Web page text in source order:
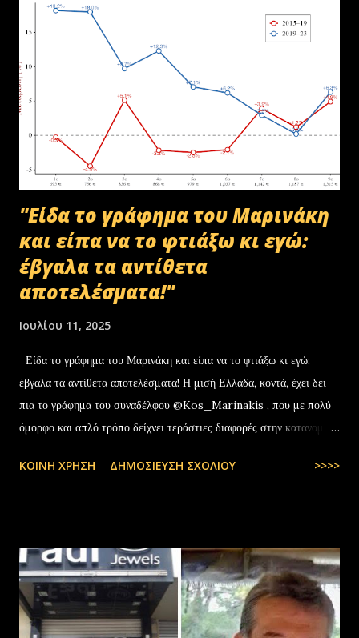
Μακεδονίας-Θράκης και ολοκληρώθηκε με το υπ.αρ.πρωτ.
23412/02-07-2025 έγγραφο της ΑΑΔΕ και το από 10-07-2025
πρωτόκολλο παράδοσης υλικών μεταξύ της ΑΑΔΕ-Γενική Δ/νση
Τελωνείων-Τμήμα Διαχείρισης Δημόσιου Υλικού και της
συνεργαζόμενης με αυτήν εταιρείας ανακύκλωσης. Διευκρινίζεται ότι
στο αρχείο αυτό δεν συμπεριλαμβάνονταν αρχειακό υλικό που είχε
κοινοποιηθεί ότι ελέγχεται και στο ψηφιακό αρχείο του ΟΠΕΚΕΠ...
"Είδα το γράφημα του Μαρινάκη
και είπα να το φτιάξω κι εγώ:
έβγαλα τα αντίθετα
αποτελέσματα!"
Ιουλίου 11, 2025
Είδα το γράφημα του Μαρινάκη και είπα να το φτιάξω κι εγώ:
έβγαλα τα αντίθετα αποτελέσματα! Η μισή Ελλάδα, κοντά, έχει δει
πια το γράφημα του συναδέλφου @Kos_Marinakis , που με πολύ
όμορφο και απλό τρόπο δείχνει τεράστιες διαφορές στην κατανομή
— Stefanos Tyros (@StefanosTyros) July 11, 2025
ΚΟΙΝΉ ΧΡΉΣΗ ΔΗΜΟΣΊΕΥΣΗ ΣΧΟΛΊΟΥ >>>>